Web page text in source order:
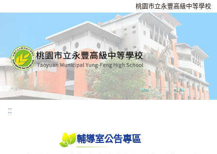
桃園市立永豐高級中等學校
:::
輔導室公告專區